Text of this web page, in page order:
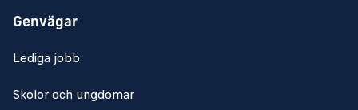
Genvägar
Lediga jobb
Skolor och ungdomar